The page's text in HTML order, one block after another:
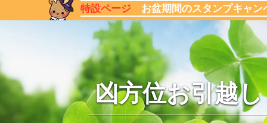
特設ページ お盆期間のスタンプキャン
凶方位お引越し